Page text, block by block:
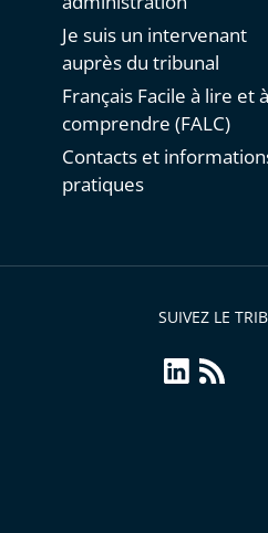
Je suis un intervenant
auprès du tribunal
Français Facile à lire et à
comprendre (FALC)
Contacts et
pratiques
SUIVEZ LE
linkedin
Flux
RSS